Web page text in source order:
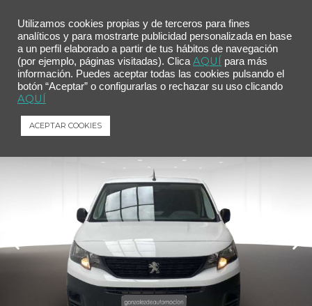
/Comprar tu coche/ Peugeot Partner Pro Standard 600kg BlueHDi 55kW
Peugeot Partner Pro Standard 600kg
BlueHDi 55kW
Utilizamos cookies propias y de terceros para fines
analíticos y para mostrarte publicidad personalizada en base
a un perfil elaborado a partir de tus hábitos de navegación
(por ejemplo, páginas visitadas). Clica AQUÍ para más
información. Puedes aceptar todas las cookies pulsando el
botón “Aceptar” o configurarlas o rechazar su uso clicando
AQUÍ
ACEPTAR COOKIES